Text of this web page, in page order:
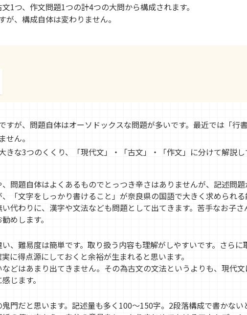
1つ、作文問題1つの計4つの大問から構成されます。
、構成自体は変わりません。
すが、問題自体はオーソドックスな問題が多いです。最近では「行
せん。
きな3つのくくり、「現代文」・「古文」・「作文」に分けて解説
問題自体はよくあるものでとっつき辛さはありませんが、記述問
「文字をしっかり書けること」が奈良県の国語で大きく求められ
代わりに、漢字や文法なども問題として出てきます。苦手なお子
めします。
、難易度は簡単です。取り扱う内容も理解がしやすいです。さら
に得点源にしておくと余裕が生まれると思います。
どはあまり出てきません。その為古文の文法というよりも、現代
じます。
門だと思います。記述量も多く100～150字。2段落構成で書かな